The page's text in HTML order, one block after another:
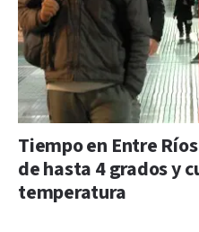
Tiempo en Entre
de hasta 4 grados y
temperatura